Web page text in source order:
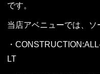
です。
当店アベニューでは、ソ
・
LT